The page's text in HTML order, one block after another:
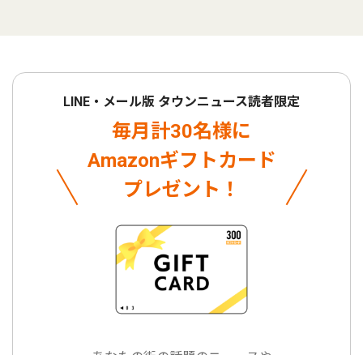
LINE・メール版 タウンニュース読者限定
毎月計30名様に
Amazonギフトカード
プレゼント！